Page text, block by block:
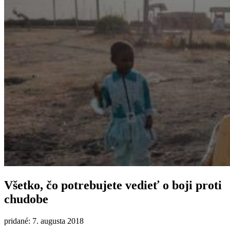
Všetko, čo potrebujete vedieť o boji proti
chudobe
pridané: 7. augusta 2018